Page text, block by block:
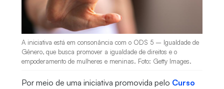
A iniciativa está em consonância com o ODS 5 – Igualdade de
Gênero, que busca promover a igualdade de direitos e o
empoderamento de mulheres e meninas. Foto: Getty Images.
Por meio de uma iniciativa promovida pelo Curso